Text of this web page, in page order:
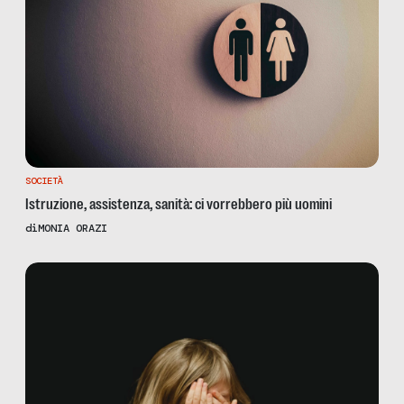
SOCIETÀ
Istruzione, assistenza, sanità: ci vorrebbero più uomini
diMONIA ORAZI